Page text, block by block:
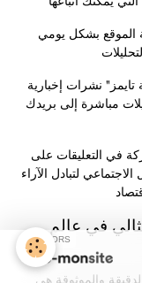
الموقع بشكل يومي
نشرات إخبارية
مباشرة إلى بريدك
في التعليقات على
لتبادل الآراء
في عالم
SPONSORS